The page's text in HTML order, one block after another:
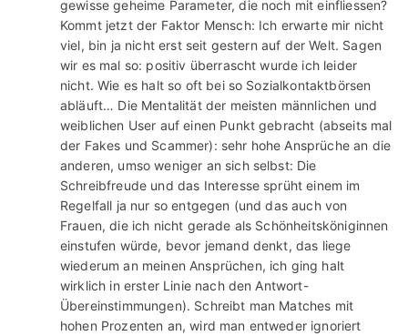
gewisse geheime Parameter, die noch mit einfliessen?
Kommt jetzt der Faktor Mensch: Ich erwarte mir nicht
viel, bin ja nicht erst seit gestern auf der Welt. Sagen
wir es mal so: positiv überrascht wurde ich leider
nicht. Wie es halt so oft bei so Sozialkontaktbörsen
abläuft… Die Mentalität der meisten männlichen und
weiblichen User auf einen Punkt gebracht (abseits mal
der Fakes und Scammer): sehr hohe Ansprüche an die
anderen, umso weniger an sich selbst: Die
Schreibfreude und das Interesse sprüht einem im
Regelfall ja nur so entgegen (und das auch von
Frauen, die ich nicht gerade als Schönheitsköniginnen
einstufen würde, bevor jemand denkt, das liege
wiederum an meinen Ansprüchen, ich ging halt
wirklich in erster Linie nach den Antwort-
Übereinstimmungen). Schreibt man Matches mit
hohen Prozenten an, wird man entweder ignoriert